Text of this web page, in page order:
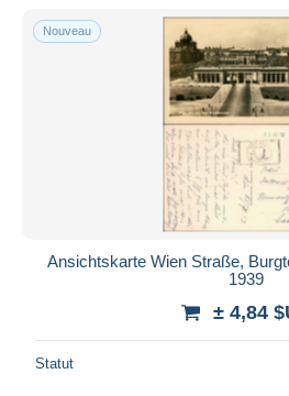
Nouveau
Ansichtskarte Wien Straße,
1939
± 4,84
Statut